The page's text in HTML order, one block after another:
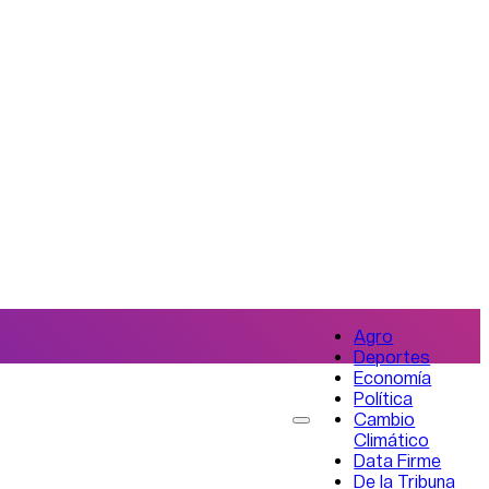
Agro
Deportes
Economía
Política
Cambio
Climático
Data Firme
De la Tribuna